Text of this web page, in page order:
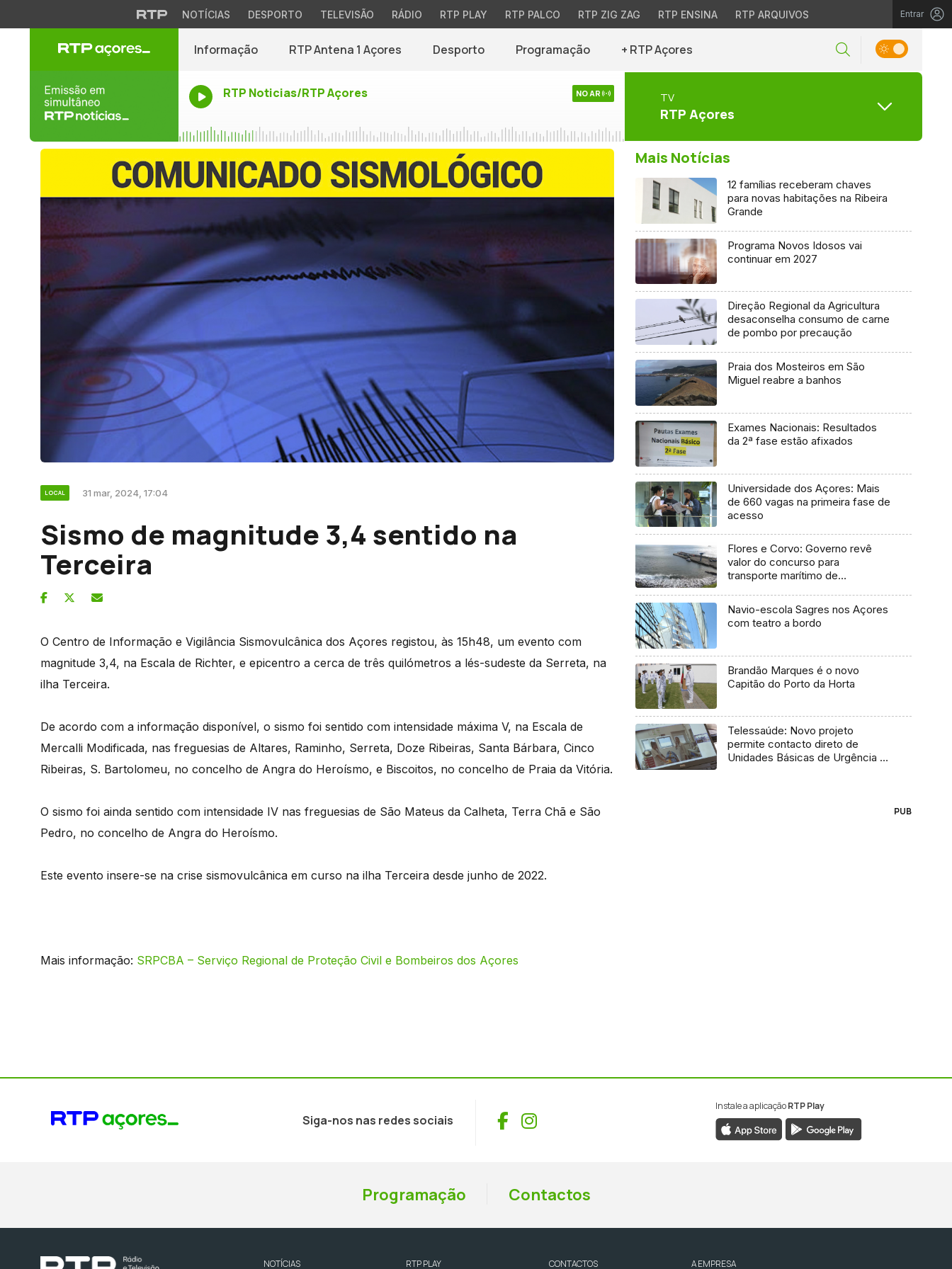
NOTÍCIAS DESPORTO TELEVISÃO RÁDIO RTP PLAY RTP PALCO RTP ZIG ZAG RTP ENSINA RTP ARQUIVOS Entrar
Informação RTP Antena 1 Açores Desporto Programação + RTP Açores
RTP Noticias/RTP Açores NO AR TV
RTP Açores
LOCAL 31 mar, 2024, 17:04
Sismo de magnitude 3,4 sentido na
Terceira
O Centro de Informação e Vigilância Sismovulcânica dos Açores registou​, às 15h48, um evento com
magnitude 3,4, na Escala de Richter, e epicentro a cerca de três quilómetros a lés-sudeste da Serreta, na
ilha Terceira.
De acordo com a informação disponível, o sismo foi sentido com intensidade máxima V, na Escala de
Mercalli Modificada, nas freguesias de Altares, Raminho, Serreta, Doze Ribeiras, Santa Bárbara, Cinco
Ribeiras, S. Bartolomeu, no concelho de Angra do Heroísmo, e Biscoitos, no concelho de Praia da Vitória.
O sismo foi ainda sentido com intensidade IV nas freguesias de São Mateus da Calheta, Terra Chã e São
Pedro, no concelho de Angra do Heroísmo.
Este evento insere-se na crise sismovulcânica em curso na ilha Terceira desde junho de 2022.​
Mais informação: SRPCBA – Serviço Regional de Proteção Civil e Bombeiros dos Açores
Mais Notícias
12 famílias receberam chaves
para novas habitações na Ribeira
Grande
Programa Novos Idosos vai
continuar em 2027
Direção Regional da Agricultura
desaconselha consumo de carne
de pombo por precaução
Praia dos Mosteiros em São
Miguel reabre a banhos
Exames Nacionais: Resultados
da 2ª fase estão afixados
Universidade dos Açores: Mais
de 660 vagas na primeira fase de
acesso
Flores e Corvo: Governo revê
valor do concurso para
transporte marítimo de
Navio-escola Sagres nos Açores
com teatro a bordo
Brandão Marques é o novo
Capitão do Porto da Horta
Telessaúde: Novo projeto
permite contacto direto de
Unidades Básicas de Urgência e
PUB
Siga-nos nas redes sociais Facebook
Instagram
Instale a aplicaçãoRTP Play
Programação Contactos
NOTÍCIAS RTP PLAY CONTACTOS A EMPRESA